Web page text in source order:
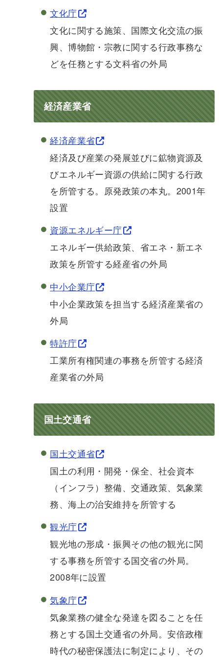
文化庁
文化に関する施策、国際文化交流の振
興、博物館・宗教に関する行政事務な
どを任務とする文科省の外局
経済産業省
経済産業省
経済及び産業の発展並びに鉱物資源及
びエネルギー資源の供給に関する行政
を所管する。原発政策の本丸。2001年
設置
資源エネルギー庁
エネルギー供給政策、省エネ・新エネ
政策を所管する経産省の外局
中小企業庁
中小企業政策を担当する経済産業省の
外局
特許庁
工業所有権関連の事務を所管する経済
産業省の外局
国土交通省
国土交通省
国土の利用・開発・保全、社会資本
（インフラ）整備、交通政策、気象業
務、海上の治安維持を所管する
観光庁
観光地の形成・振興その他の観光に関
する事務を所管する国交省の外局。
2008年に設置
気象庁
気象業務の健全な発達を図ることを任
務とする国土交通省の外局。安倍政権
時代の秘密保護法に制定により、その